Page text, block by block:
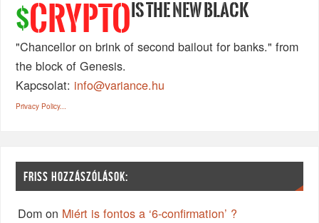
$CRYPTO IS THE NEW BLACK
"Chancellor on brink of second bailout for banks." from
the block of Genesis.
Kapcsolat: info@variance.hu
Privacy Policy...
FRISS HOZZÁSZÓLÁSOK:
Dom on Miért is fontos a ‘6-confirmation’ ?